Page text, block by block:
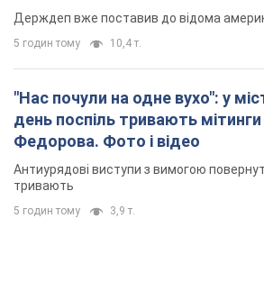
Держдеп вже поставив до відома
5 годин тому 10,4 т.
"Нас почули на одне вухо": у
день поспіль тривають
Федорова. Фото і відео
Антиурядові виступи з вимогою
тривають
5 годин тому 3,9 т.